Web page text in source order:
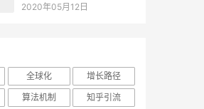
2020年05月12日
全球化
增长路径
算法机制
知乎引流